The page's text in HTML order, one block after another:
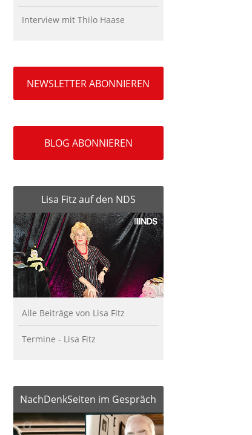
Interview mit Thilo Haase
NEWSLETTER ABONNIEREN
BLOG ABONNIEREN
Lisa Fitz auf den NDS
Alle Beiträge von Lisa Fitz
Termine - Lisa Fitz
NachDenkSeiten im Gespräch